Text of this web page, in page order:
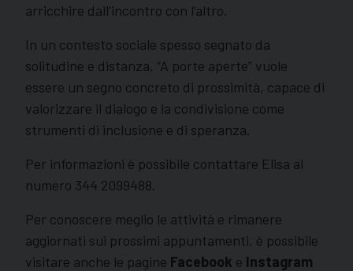
arricchire dall’incontro con l’altro.
In un contesto sociale spesso segnato da
solitudine e distanza, “A porte aperte” vuole
essere un segno concreto di prossimità, capace di
valorizzare il dialogo e la condivisione come
strumenti di inclusione e di speranza.
Per informazioni è possibile contattare Elisa al
numero 344 2099488.
Per conoscere meglio le attività e rimanere
aggiornati sui prossimi appuntamenti, è possibile
visitare anche le pagine Facebook e Instagram